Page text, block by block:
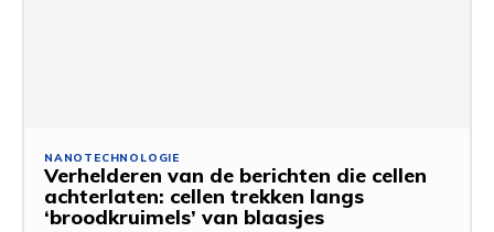
NANOTECHNOLOGIE
Verhelderen van de berichten die cellen
achterlaten: cellen trekken langs
‘broodkruimels’ van blaasjes